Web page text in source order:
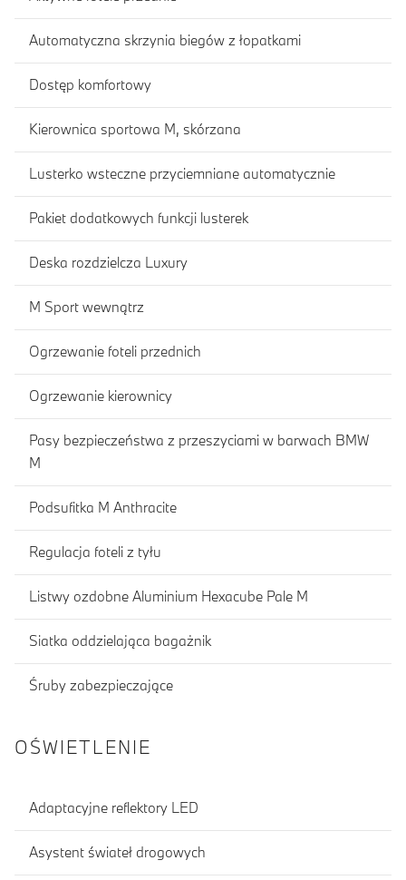
Automatyczna skrzynia biegów z łopatkami
Dostęp komfortowy
Kierownica sportowa M, skórzana
Lusterko wsteczne przyciemniane automatycznie
Pakiet dodatkowych funkcji lusterek
Deska rozdzielcza Luxury
M Sport wewnątrz
Ogrzewanie foteli przednich
Ogrzewanie kierownicy
Pasy bezpieczeństwa z przeszyciami w barwach BMW
M
Podsufitka M Anthracite
Regulacja foteli z tyłu
Listwy ozdobne Aluminium Hexacube Pale M
Siatka oddzielająca bagażnik
Śruby zabezpieczające
OŚWIETLENIE
Adaptacyjne reflektory LED
Asystent świateł drogowych